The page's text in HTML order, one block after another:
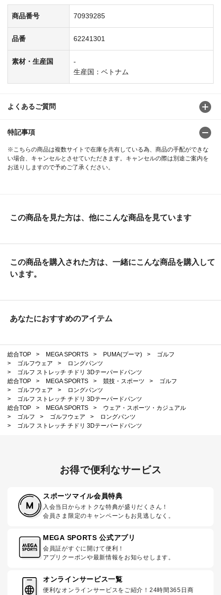
商品番号 70939285
品番 62241301
素材・生産国
-
生産国：ベトナム
よくあるご質問
特記事項
※こちらの商品は複数サイトで在庫を共有している為、商品の手配ができな
い場合、キャンセルとさせていただきます。キャンセルの際は別途ご案内を
お送りしますので予めご了承ください。
この商品を見た方は、他にこんな商品を見ています
この商品を購入された方は、一緒にこんな商品を購入して
います。
あなたにおすすめのアイテム
総合TOP > MEGA SPORTS > PUMA(プーマ) >
ゴルフ
>
ゴルフウェア >
ロングパンツ
>
ゴルフ ストレッチ チドリ 3Dテーパードパンツ
総合TOP
> MEGA SPORTS > 競技・スポーツ >
ゴルフ
>
ゴルフウェア >
ロングパンツ
>
ゴルフ ストレッチ チドリ 3Dテーパードパンツ
総合TOP
> MEGA SPORTS >
ウェア・スポーツ・カジュアル
>
ゴルフ > ゴルフウェア >
ロングパンツ
>
ゴルフ ストレッチ チドリ 3Dテーパードパンツ
お得で便利なサービス
スポーツマイル会員特典
入会当日からオトクな特典が盛りだくさん！
会員さま限定のキャンペーンもお見逃しなく。
MEGA SPORTS 公式アプリ
会員証がすぐに開けて便利！
アプリクーポンや最新情報をお知らせします。
オンラインサービス一覧
便利なオンラインサービスをご紹介！24時間365日商